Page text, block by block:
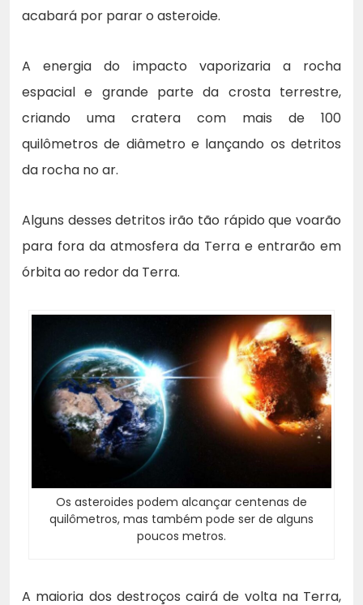
acabará por parar o asteroide.
A energia do impacto vaporizaria a rocha
espacial e grande parte da crosta terrestre,
criando uma cratera com mais de 100
quilômetros de diâmetro e lançando os detritos
da rocha no ar.
Alguns desses detritos irão tão rápido que voarão
para fora da atmosfera da Terra e entrarão em
órbita ao redor da Terra.
Os asteroides podem alcançar centenas de
quilômetros, mas também pode ser de alguns
poucos metros.
A maioria dos destroços cairá de volta na Terra,